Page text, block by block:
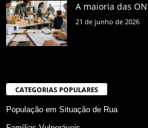
A maioria das
21 de junho de 2026
CATEGORIAS POPULARES
População em Situação de Rua